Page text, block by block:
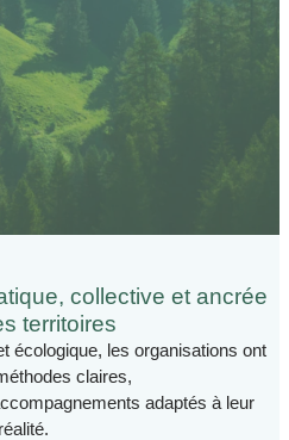
collective et ancrée
territoires
écologique, les organisations ont
claires,
adaptés à leur
réalité.